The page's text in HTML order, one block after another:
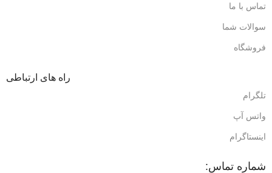
تماس با ما
سوالات شما
فروشگاه
راه های ارتباطی
تلگرام
واتس آپ
اینستاگرام
شماره تماس: